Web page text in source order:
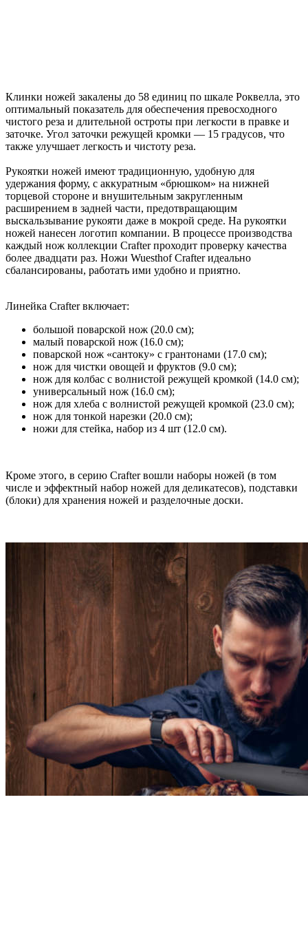
Клинки ножей закалены до 58 единиц по шкале Роквелла, это
оптимальный показатель для обеспечения превосходного
чистого реза и длительной остроты при легкости в правке и
заточке. Угол заточки режущей кромки — 15 градусов, что
также улучшает легкость и чистоту реза.
Рукоятки ножей имеют традиционную, удобную для
удержания форму, с аккуратным «брюшком» на нижней
торцевой стороне и внушительным закругленным
расширением в задней части, предотвращающим
выскальзывание рукояти даже в мокрой среде. На рукоятки
ножей нанесен логотип компании. В процессе производства
каждый нож коллекции Crafter проходит проверку качества
более двадцати раз. Ножи Wuesthof Crafter идеально
сбалансированы, работать ими удобно и приятно.
Линейка Crafter включает:
большой поварской нож (20.0 см);
малый поварской нож (16.0 см);
поварской нож «сантоку» с грантонами (17.0 см);
нож для чистки овощей и фруктов (9.0 см);
нож для колбас с волнистой режущей кромкой (14.0 см);
универсальный нож (16.0 см);
нож для хлеба с волнистой режущей кромкой (23.0 см);
нож для тонкой нарезки (20.0 см);
ножи для стейка, набор из 4 шт (12.0 см).
Кроме этого, в серию Crafter вошли наборы ножей (в том
числе и эффектный набор ножей для деликатесов), подставки
(блоки) для хранения ножей и разделочные доски.